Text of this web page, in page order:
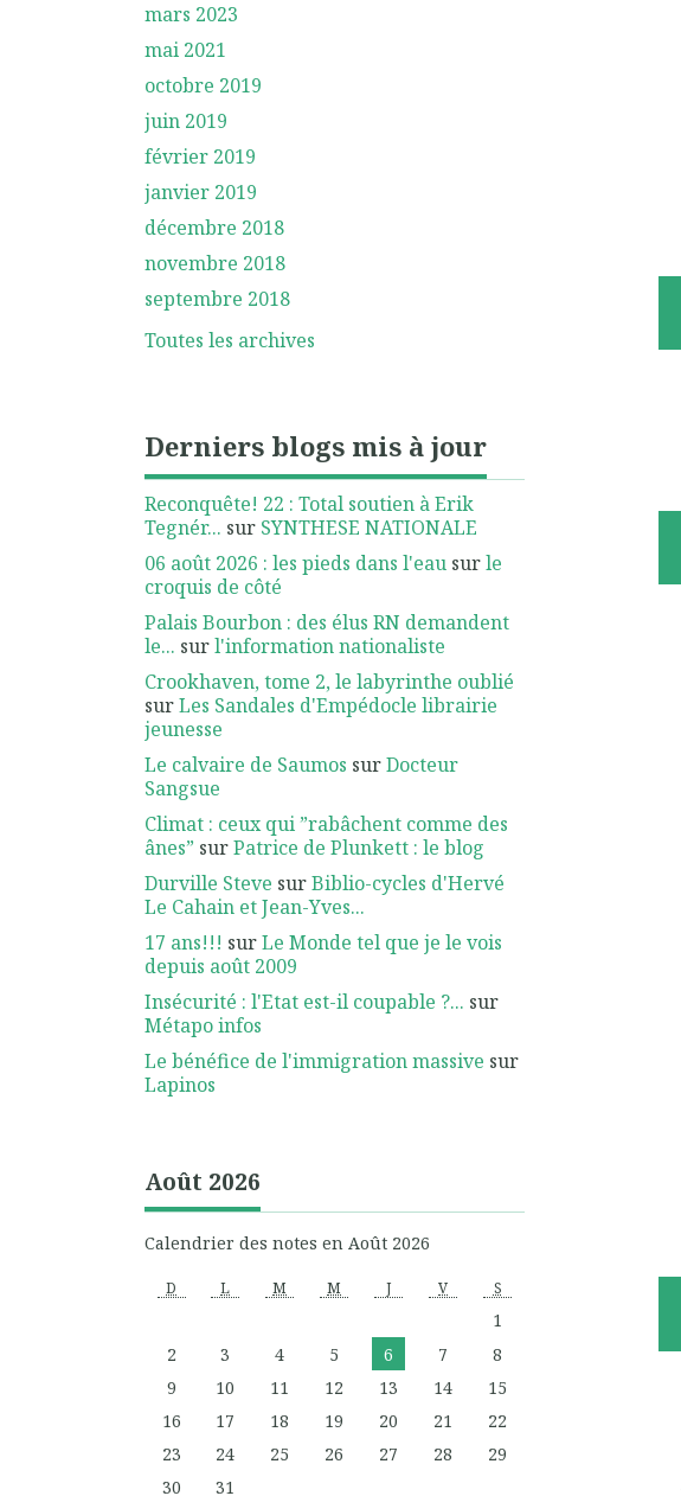
mars 2023
mai 2021
octobre 2019
juin 2019
février 2019
janvier 2019
décembre 2018
novembre 2018
septembre 2018
Toutes les archives
Derniers blogs mis à jour
Reconquête! 22 : Total soutien à Erik
Tegnér... sur SYNTHESE NATIONALE
06 août 2026 : les pieds dans l'eau surle
croquis de côté
Palais Bourbon : des élus RN demandent
le... surl'information nationaliste
Crookhaven, tome 2, le labyrinthe oublié
surLes Sandales d'Empédocle librairie
jeunesse
Le calvaire de Saumos surDocteur
Sangsue
Climat : ceux qui ”rabâchent comme des
ânes” surPatrice de Plunkett : le blog
Durville Steve surBiblio-cycles d'Hervé
Le Cahain et Jean-Yves...
17 ans!!! surLe Monde tel que je le vois
depuis août 2009
Insécurité : l'Etat est-il coupable ?... sur
Métapo infos
Le bénéfice de l'immigration massive sur
Lapinos
Août 2026
Calendrier des notes en Août 2026
D L M M J V S
1
2
3 4 5 6 7
8
9
10 11 12 13 14
15
16
17 18 19 20 21
22
23
24 25 26 27 28
29
30
31